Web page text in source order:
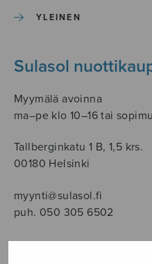
YLEINEN
Sulasol
Myymälä avoinna
ma–pe klo 10–16 tai
Tallberginkatu 1 B, 1,5 krs.
00180 Helsinki
myynti@sulasol.fi
puh. 050 305 6502